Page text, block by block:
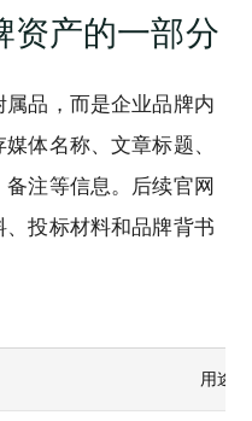
资产的一部分
品，而是企业品牌内
体名称、文章标题、
注等信息。后续官网
投标材料和品牌背书
用途